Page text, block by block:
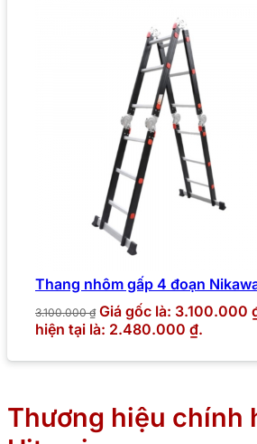
Thang nhôm gấp 4 đoạn
3.100.000₫ Giá gốc là: 3.100.000
hiện tại là: 2.480.000 ₫.
Thương hiệu chính